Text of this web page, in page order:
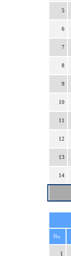
5
6
7
8
9
10
11
12
13
14
No.
1